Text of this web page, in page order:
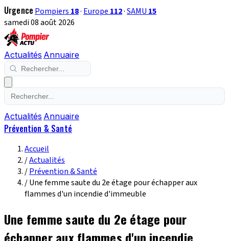
Urgence Pompiers 18· Europe 112·SAMU 15
samedi 08 août 2026
Actualités Annuaire
Actualités Annuaire
Prévention & Santé
Accueil
/Actualités
/Prévention & Santé
/Une femme saute du 2e étage pour échapper aux
flammes d'un incendie d'immeuble
Une femme saute du 2e étage pour